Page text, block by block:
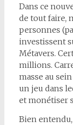
Dans ce
de tout faire,
personnes
investissent
Métavers.
millions.
masse au
un jeu dans
et monétiser
Bien entendu,